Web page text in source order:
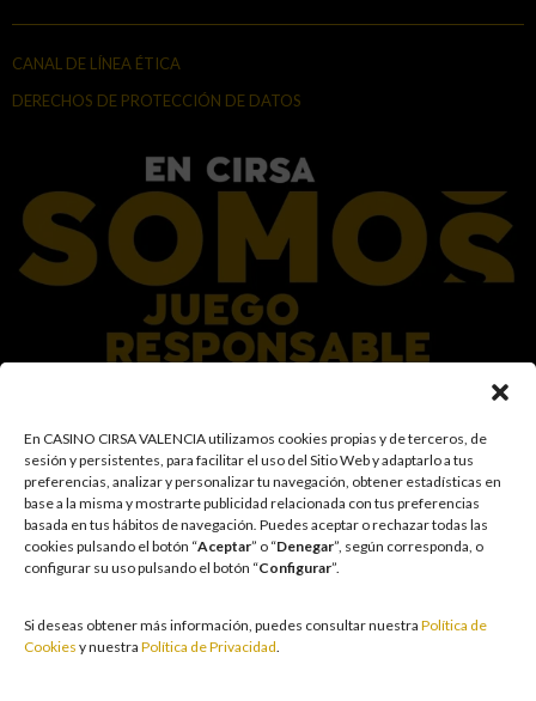
En CASINO CIRSA VALENCIA utilizamos cookies propias y de terceros, de
sesión y persistentes, para facilitar el uso del Sitio Web y adaptarlo a tus
preferencias, analizar y personalizar tu navegación, obtener estadísticas en
base a la misma y mostrarte publicidad relacionada con tus preferencias
basada en tus hábitos de navegación. Puedes aceptar o rechazar todas las
cookies pulsando el botón “Aceptar” o “Denegar”, según corresponda, o
configurar su uso pulsando el botón “Configurar”.
Si deseas obtener más información, puedes consultar nuestra Política de
Cookies y nuestra Política de Privacidad.
CANAL DE LÍNEA ÉTICA
DERECHOS DE PROTECCIÓN DE DATOS
En el Grupo CIRSA promovemos una actitud responsable hacia el juego,
garantizando un entorno seguro y transparente para nuestros clientes y
facilitamos medidas e información para que el juego sea siempre diversión y
entretenimiento, sin utilizarse como vía para afrontar problemas económicos
o emocionales. El acceso está prohibido a menores de 18 años y a las
personas con acceso restringido conforme a los registros de prohibición y/o
autoexclusión que resulten aplicables. También trabajamos para reforzar una
cultura de prevención y concienciación sobre los posibles trastornos
las circunstancias individuales. Asimismo, desarrollamos y mejoramos de
forma continuada nuestra Cultura de Juego Responsable mediante la